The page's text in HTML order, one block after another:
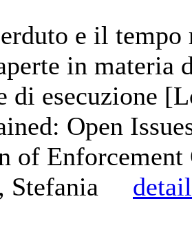
e il
in materia
di esecuzione
Open
of Enforcement
Stefania